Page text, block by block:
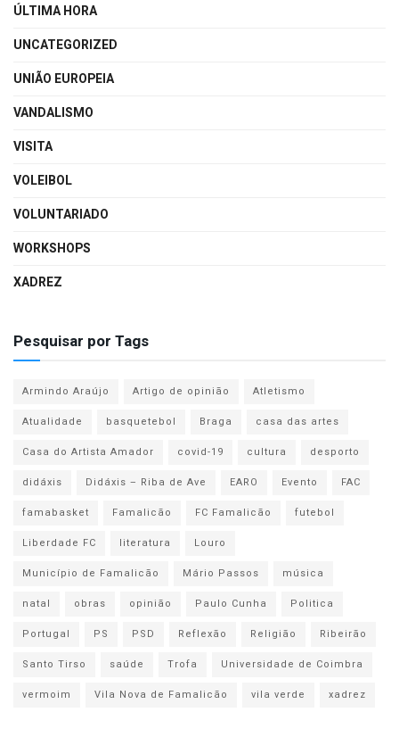
ÚLTIMA HORA
UNCATEGORIZED
UNIÃO EUROPEIA
VANDALISMO
VISITA
VOLEIBOL
VOLUNTARIADO
WORKSHOPS
XADREZ
Pesquisar por Tags
Armindo Araújo Artigo de opinião
Atletismo
Atualidade
basquetebol Braga
casa das artes
Casa do Artista Amador
covid-19 cultura
desporto
didáxis
Didáxis – Riba de Ave EARO Evento
FAC
famabasket
Famalicão FC Famalicão
futebol
Liberdade FC
literatura
Louro
Município de Famalicão
Mário Passos
música
natal
obras opinião Paulo Cunha
Politica
Portugal
PS PSD Reflexão Religião
Ribeirão
Santo Tirso
saúde Trofa
Universidade de Coimbra
vermoim
Vila Nova de Famalicão vila verde xadrez